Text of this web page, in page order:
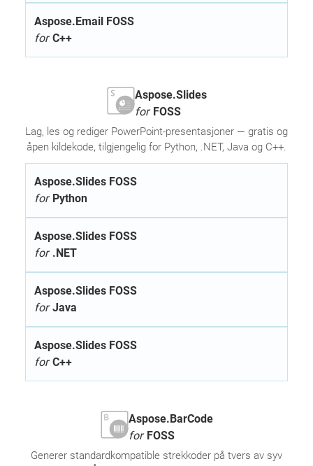
Aspose.Email FOSS
forC++
Aspose.Slides
forFOSS
Lag, les og rediger PowerPoint-presentasjoner — gratis og
åpen kildekode, tilgjengelig for Python, .NET, Java og C++.
Aspose.Slides FOSS
forPython
Aspose.Slides FOSS
for.NET
Aspose.Slides FOSS
forJava
Aspose.Slides FOSS
forC++
Aspose.BarCode
forFOSS
Generer standardkompatible strekkoder på tvers av syv